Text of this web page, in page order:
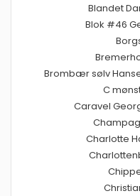
Blandet
Blok #46
Brombær sølv
C
Caravel
Charlotte